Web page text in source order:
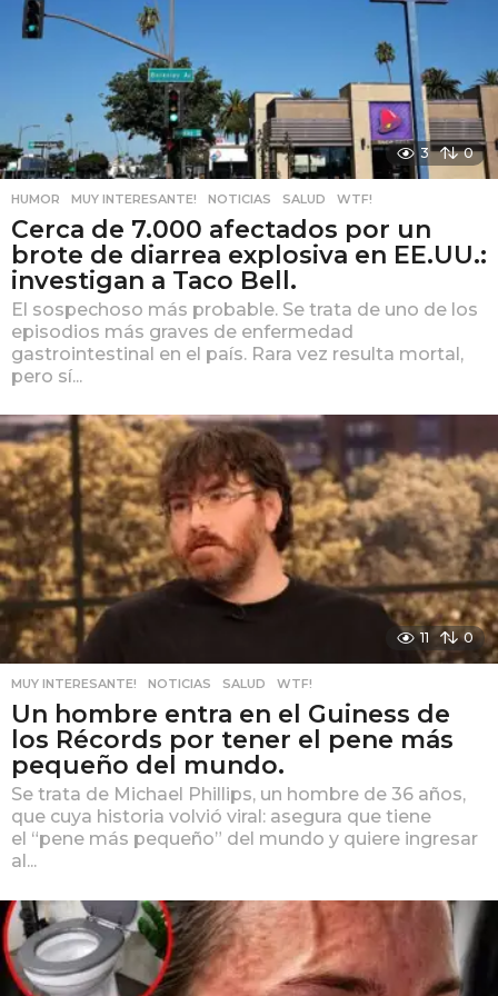
3 0
HUMOR ,MUY INTERESANTE! ,NOTICIAS ,SALUD ,WTF!
Cerca de 7.000 afectados por un
brote de diarrea explosiva en EE.UU.:
investigan a Taco Bell.
El sospechoso más probable. Se trata de uno de los
episodios más graves de enfermedad
gastrointestinal en el país. Rara vez resulta mortal,
pero sí...
11 0
MUY INTERESANTE! ,NOTICIAS ,SALUD ,WTF!
Un hombre entra en el Guiness de
los Récords por tener el pene más
pequeño del mundo.
Se trata de Michael Phillips, un hombre de 36 años,
que cuya historia volvió viral: asegura que tiene
el “pene más pequeño” del mundo y quiere ingresar
al...